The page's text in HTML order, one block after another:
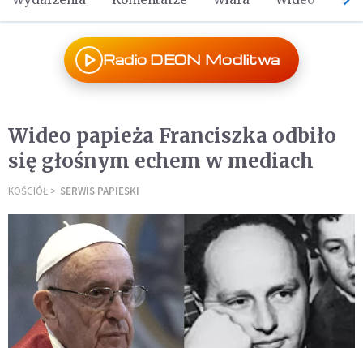
Radio DEON Modlitwa
Wideo papieża Franciszka odbiło
się głośnym echem w mediach
KOŚCIÓŁ SERWIS PAPIESKI